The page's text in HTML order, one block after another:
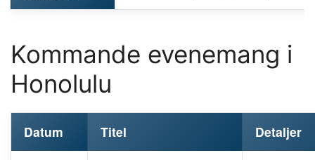
Kommande evenemang i
Honolulu
Datum Titel Detaljer